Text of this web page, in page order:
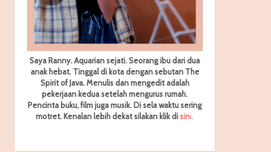
Saya Ranny. Aquarian sejati. Seorang ibu dari dua
anak hebat. Tinggal di kota dengan sebutan The
Spirit of Java. Menulis dan mengedit adalah
pekerjaan kedua setelah mengurus rumah.
Pencinta buku, film juga musik. Di sela waktu sering
motret.Kenalan lebih dekat silakan klik disini